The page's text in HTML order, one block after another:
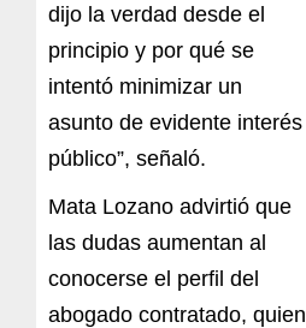
dijo la verdad desde el
principio y por qué se
intentó minimizar un
asunto de evidente interés
público”, señaló.
Mata Lozano advirtió que
las dudas aumentan al
conocerse el perfil del
abogado contratado, quien